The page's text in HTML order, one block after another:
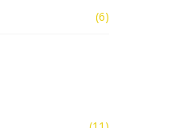
(6)